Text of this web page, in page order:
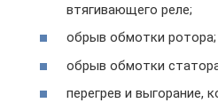
втягивающего реле;
обрыв обмотки ротора;
обрыв обмотки
перегрев и выгорание,